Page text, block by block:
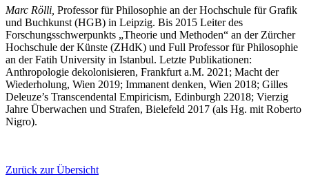
Marc Rölli, Professor für Philosophie an der Hochschule für Grafik
und Buchkunst (HGB) in Leipzig. Bis 2015 Leiter des
Forschungsschwerpunkts „Theorie und Methoden“ an der Zürcher
Hochschule der Künste (ZHdK) und Full Professor für Philosophie
an der Fatih University in Istanbul. Letzte Publikationen:
Anthropologie dekolonisieren, Frankfurt a.M. 2021; Macht der
Wiederholung, Wien 2019; Immanent denken, Wien 2018; Gilles
Deleuze’s Transcendental Empiricism, Edinburgh 22018; Vierzig
Jahre Überwachen und Strafen, Bielefeld 2017 (als Hg. mit Roberto
Nigro).
Zurück zur Übersicht